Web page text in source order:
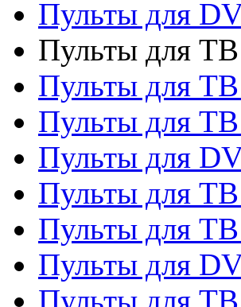
Пульты для
Пульты для ТВ
Пульты для ТВ
Пульты для ТВ
Пульты для
Пульты для ТВ
Пульты для ТВ
Пульты для
Пульты для ТВ